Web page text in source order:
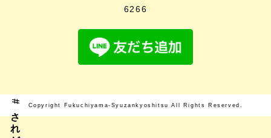
6266
Copyright Fukuchiyama-Syuzankyoshitsu All Rights Reserved.